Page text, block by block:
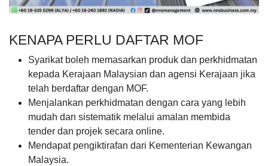
KENAPA PERLU DAFTAR MOF
Syarikat boleh memasarkan produk dan perkhidmatan
kepada Kerajaan Malaysian dan agensi Kerajaan jika
telah berdaftar dengan MOF.
Menjalankan perkhidmatan dengan cara yang lebih
mudah dan sistematik melalui amalan membida
tender dan projek secara online.
Mendapat pengiktirafan dari Kementerian Kewangan
Malaysia.